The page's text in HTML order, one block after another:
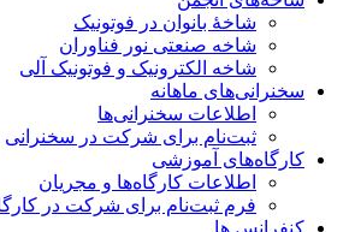
شاخۀ بانوان در فوتونیک
شاخه صنعتی نور فناوران
شاخه‌ الکترونیک و فوتونیک آلی
سخنرانی‌های ماهانه
اطلاعات سخنرانی‌‌ها
ثبت‌نام برای شرکت در سخنرانی
کارگاه‌های آموزشی
اطلاعات کارگاه‌ها و مجریان
فرم ثبت‌نام برای شرکت در کارگاه
کنفرانس ها